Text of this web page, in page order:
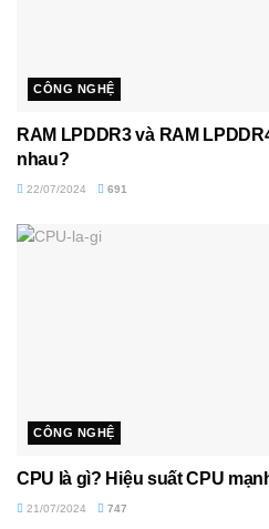
CÔNG NGHỆ
RAM LPDDR3 và RAM
nhau?
22/07/2024 691
CÔNG NGHỆ
CPU là gì? Hiệu suất CPU
21/07/2024 747